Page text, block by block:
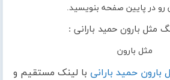
رو در پایین صفحه بنویسید.
مثل بارون حمید بارانی :
مثل بارون
بارون حمید بارانی با لینک مستقیم و